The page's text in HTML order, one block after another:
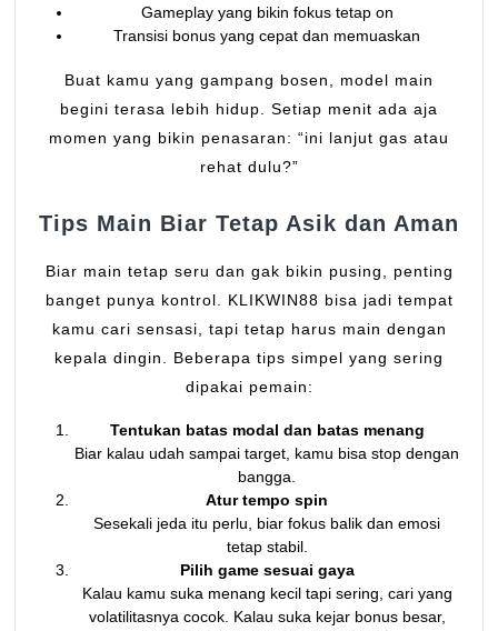
Gameplay yang bikin fokus tetap on
Transisi bonus yang cepat dan memuaskan
Buat kamu yang gampang bosen, model main
begini terasa lebih hidup. Setiap menit ada aja
momen yang bikin penasaran: “ini lanjut gas atau
rehat dulu?”
Tips Main Biar Tetap Asik dan Aman
Biar main tetap seru dan gak bikin pusing, penting
banget punya kontrol. KLIKWIN88 bisa jadi tempat
kamu cari sensasi, tapi tetap harus main dengan
kepala dingin. Beberapa tips simpel yang sering
dipakai pemain:
Tentukan batas modal dan batas menang
Biar kalau udah sampai target, kamu bisa stop dengan
bangga.
Atur tempo spin
Sesekali jeda itu perlu, biar fokus balik dan emosi
tetap stabil.
Pilih game sesuai gaya
Kalau kamu suka menang kecil tapi sering, cari yang
volatilitasnya cocok. Kalau suka kejar bonus besar,